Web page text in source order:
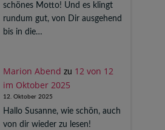
schönes Motto! Und es klingt
rundum gut, von Dir ausgehend
bis in die…
Marion Abend zu 12 von 12
im Oktober 2025
12. Oktober 2025
Hallo Susanne, wie schön, auch
von dir wieder zu lesen!